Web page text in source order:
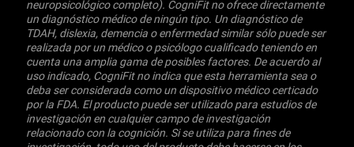
neuropsicológico completo). CogniFit no ofrece directamente
un diagnóstico médico de ningún tipo. Un diagnóstico de
TDAH, dislexia, demencia o enfermedad similar sólo puede ser
realizada por un médico o psicólogo cualificado teniendo en
cuenta una amplia gama de posibles factores. De acuerdo al
uso indicado, CogniFit no indica que esta herramienta sea o
deba ser considerada como un dispositivo médico certicado
por la FDA. El producto puede ser utilizado para estudios de
investigación en cualquier campo de investigación
relacionado con la cognición. Si se utiliza para fines de